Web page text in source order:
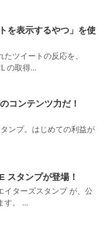
を表示するやつ」を使
ツイートの反応を、
の取得...
コンテンツ力だ！
ンプ。はじめての利益が
スタンプが登場！
イターズスタンプ が、公
す。 ...